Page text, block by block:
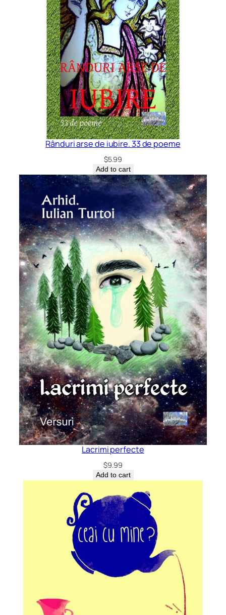
Rânduri arse de iubire. 33 de poeme
$5.99
Add to cart
Lacrimi perfecte
$9.99
Add to cart